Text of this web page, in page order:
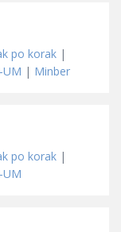
po korak |
UM | Minber
po korak |
UM